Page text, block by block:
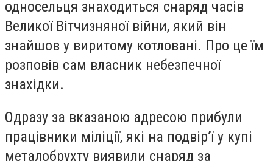
односельця знаходиться снаряд часів
Великої Вітчизняної війни, який він
знайшов у виритому котловані. Про це їм
розповів сам власник небезпечної
знахідки.
Одразу за вказаною адресою прибули
працівники міліції, які на подвір’ї у купі
металобрухту виявили снаряд за